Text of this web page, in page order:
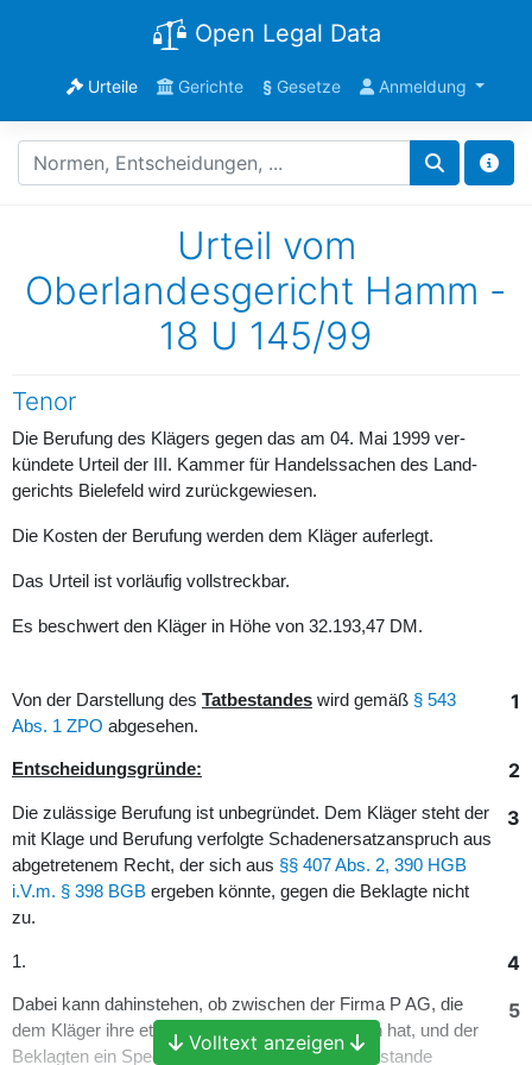
Open Legal Data
Urteile Gerichte §Gesetze Anmeldung
Urteil vom
Oberlandesgericht Hamm -
18 U 145/99
Tenor
Die Berufung des Klägers gegen das am 04. Mai 1999 ver-
kündete Urteil der III. Kammer für Handelssachen des Land-
gerichts Bielefeld wird zurückgewiesen.
Die Kosten der Berufung werden dem Kläger auferlegt.
Das Urteil ist vorläufig vollstreckbar.
Es beschwert den Kläger in Höhe von 32.193,47 DM.
1
Von der Darstellung des Tatbestandes wird gemäß § 543
Abs. 1 ZPO abgesehen.
2
Entscheidungsgründe:
3
Die zulässige Berufung ist unbegründet. Dem Kläger steht der
mit Klage und Berufung verfolgte Schadenersatzanspruch aus
abgetretenem Recht, der sich aus §§ 407 Abs. 2, 390 HGB
i.V.m. § 398 BGB ergeben könnte, gegen die Beklagte nicht
zu.
4
1.
5
Dabei kann dahinstehen, ob zwischen der Firma P AG, die
dem Kläger ihre etwaigen Ansprüche abgetreten hat, und der
Beklagten ein Speditions- oder Frachtvertrag zustande
Volltext anzeigen